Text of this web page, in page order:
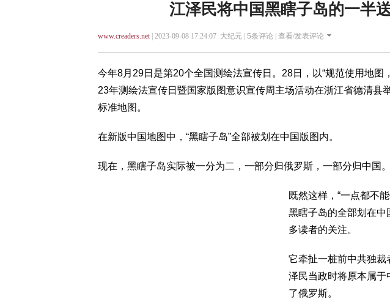
江泽民将中国黑瞎子岛的一半
www.creaders.net| 2023-09-08 17:24:07 大纪元 | 5条评论 | 查看/发表评论
今年8月29日是第20个全国测绘法宣传日。28日，以“规范使用地图
23年测绘法宣传日暨国家版图意识宣传周主场活动在浙江省德清县
标准地图。
在新版中国地图中，“黑瞎子岛”全部被划在中国版图内。
现在，黑瞎子岛实际被一分为二，一部分归俄罗斯，一部分归中国。
既然这样，“一点都不
黑瞎子岛的全部划在中
多读者的关注。
它牵扯一桩前中共独
泽民当政时将原本属
了俄罗斯。